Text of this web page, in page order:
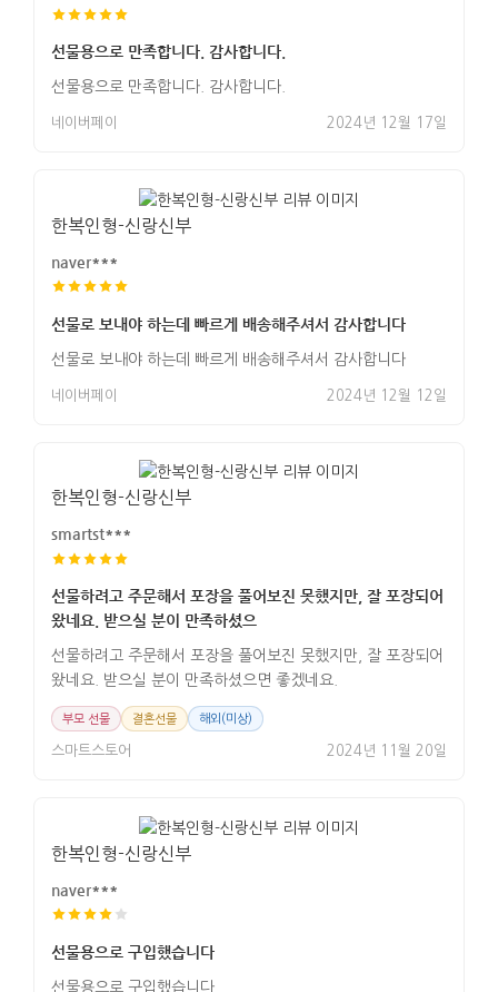
선물용으로 만족합니다. 감사합니다.
선물용으로 만족합니다. 감사합니다.
네이버페이 2024년 12월 17일
한복인형-신랑신부
naver***
선물로 보내야 하는데 빠르게 배송해주셔서 감사합니다
선물로 보내야 하는데 빠르게 배송해주셔서 감사합니다
네이버페이 2024년 12월 12일
한복인형-신랑신부
smartst***
선물하려고 주문해서 포장을 풀어보진 못했지만, 잘 포장되어
왔네요. 받으실 분이 만족하셨으
선물하려고 주문해서 포장을 풀어보진 못했지만, 잘 포장되어
왔네요. 받으실 분이 만족하셨으면 좋겠네요.
부모 선물 결혼선물 해외(미상)
스마트스토어 2024년 11월 20일
한복인형-신랑신부
naver***
선물용으로 구입했습니다
선물용으로 구입했습니다